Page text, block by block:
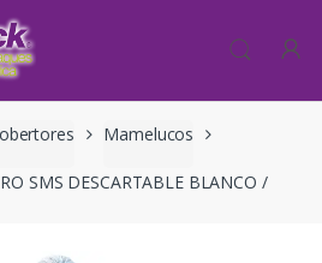
Mamelucos
SMS DESCARTABLE BLANCO /